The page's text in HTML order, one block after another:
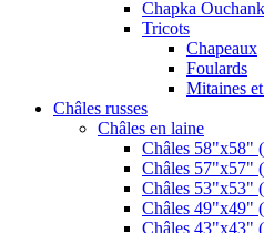
Chapka
Tricots
Chapeaux
Foulards
Mitaines
Châles russes
Châles en laine
Châles 58"x58"
Châles 57"x57"
Châles 53"x53"
Châles 49"x49"
Châles 43"x43"